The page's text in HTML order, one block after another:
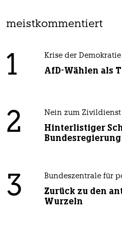
meistkommentiert
1 Krise der Demokratie
AfD-Wählen als
2 Nein zum Zivildienst
Hinterlistiger
Bundesregierung
3 Bundeszentrale für
Zurück zu den
Wurzeln